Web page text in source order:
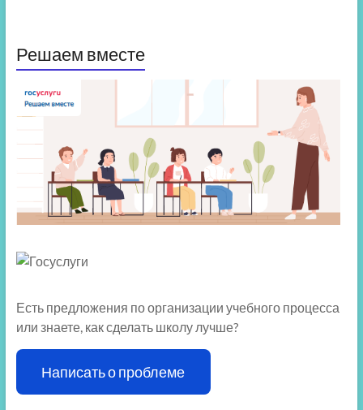
Решаем вместе
Есть предложения по организации учебного процесса
или знаете, как сделать школу лучше?
Написать о проблеме